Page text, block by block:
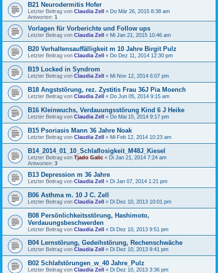
B21 Neurodermitis Hofer
Letzter Beitrag von Claudia Zell « Do Mär 26, 2015 8:38 am
Antworten: 1
Vorlagen für Vorberichte und Follow ups
Letzter Beitrag von Claudia Zell « Mi Jan 21, 2015 10:46 am
B20 Verhaltensauffälligkeit m 10 Jahre Birgit Pulz
Letzter Beitrag von Claudia Zell « Do Dez 11, 2014 12:30 pm
B19 Locked in Syndrom
Letzter Beitrag von Claudia Zell « Mi Nov 12, 2014 6:07 pm
B18 Angststörung, rez. Zystitis Frau 36J Pia Moench
Letzter Beitrag von Claudia Zell « Do Jun 05, 2014 9:15 am
B16 Kleinwuchs, Verdauungsstörung Kind 6 J Heike
Letzter Beitrag von Claudia Zell « Do Mai 15, 2014 9:17 pm
B15 Psoriasis Mann 36 Jahre Noak
Letzter Beitrag von Claudia Zell « Mi Feb 12, 2014 10:23 am
B14_2014_01_10_Schlaflosigkeit_M48J_Kiesel
Letzter Beitrag von Tjado Galic « Di Jan 21, 2014 7:24 am
Antworten: 3
B13 Depression m 36 Jahre
Letzter Beitrag von Claudia Zell « Di Jan 07, 2014 1:21 pm
B06 Asthma m. 10 J C. Zell
Letzter Beitrag von Claudia Zell « Di Dez 10, 2013 10:01 pm
B08 Persönlichkeitsstörung, Hashimoto,
Verdauungsbeschwerden
Letzter Beitrag von Claudia Zell « Di Dez 10, 2013 9:51 pm
B04 Lernstörung, Gedeihstörung, Rechenschwäche
Letzter Beitrag von Claudia Zell « Di Dez 10, 2013 9:41 pm
B02 Schlafstörungen_w_40 Jahre_Pulz
Letzter Beitrag von Claudia Zell « Di Dez 10, 2013 3:36 pm